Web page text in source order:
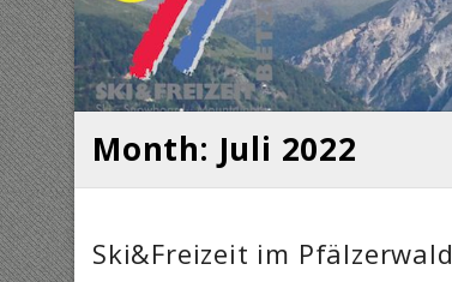
Month: Juli 2022
Ski&Freizeit im Pfälzerwald